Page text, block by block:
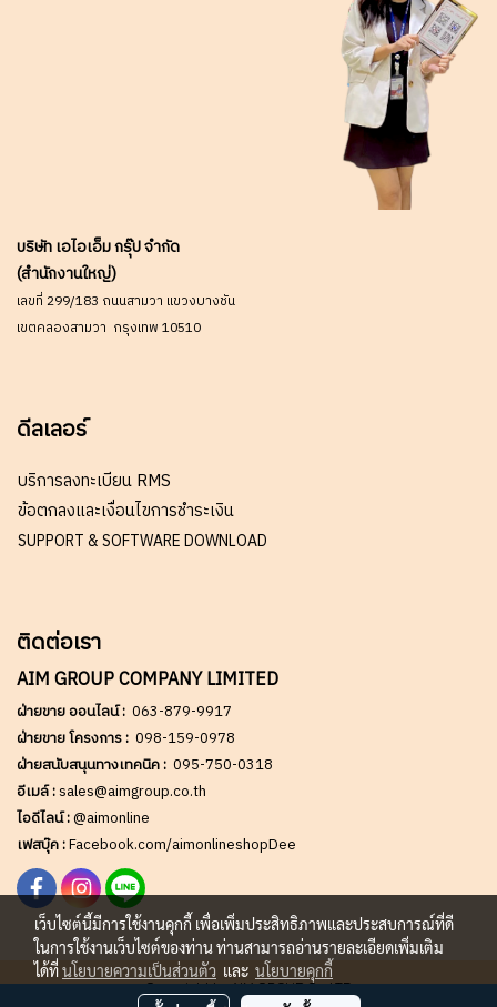
บริษัท เอไอเอ็ม กรุ๊ป จำกัด
(สำนักงานใหญ่)
เลขที่ 299/183 ถนนสามวา แขวงบางชัน
เขตคลองสามวา กรุงเทพ 10510
ดีลเลอร์
บริการลงทะเบียน RMS
ข้อตกลงและเงื่อนไขการชำระเงิน
SUPPORT & SOFTWARE DOWNLOAD
ติดต่อเรา
AIM GROUP COMPANY LIMITED
ฝ่ายขาย ออนไลน์ : 063-879-9917
ฝ่ายขาย โครงการ : 098-159-0978
ฝ่ายสนับสนุนทางเทคนิค : 095-750-0318
อีเมล์ :sales@aimgroup.co.th
ไอดีไลน์ :@aimonline
เฟสบุ๊ค :Facebook.com/aimonlineshopDee
Copy right by AIM GROUP Co.,LTD
เว็บไซต์นี้มีการใช้งานคุกกี้ เพื่อเพิ่มประสิทธิภาพและประสบการณ์ที่ดี
ในการใช้งานเว็บไซต์ของท่าน ท่านสามารถอ่านรายละเอียดเพิ่มเติม
ได้ที่นโยบายความเป็นส่วนตัว และ นโยบายคุกกี้